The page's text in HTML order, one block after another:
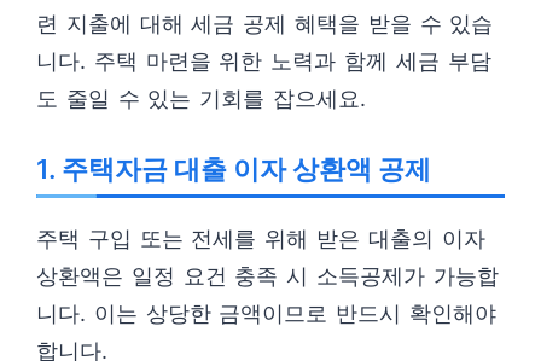
련 지출에 대해 세금 공제 혜택을 받을 수 있습
니다. 주택 마련을 위한 노력과 함께 세금 부담
도 줄일 수 있는 기회를 잡으세요.
1. 주택자금 대출 이자 상환액 공제
주택 구입 또는 전세를 위해 받은 대출의 이자
상환액은 일정 요건 충족 시 소득공제가 가능합
니다. 이는 상당한 금액이므로 반드시 확인해야
합니다.